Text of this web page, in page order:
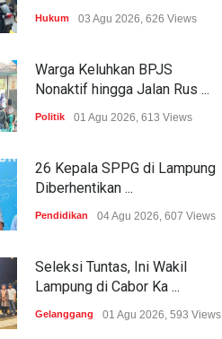
Hukum 03 Agu 2026, 626 Views
Warga Keluhkan BPJS
Nonaktif hingga Jalan Rus ...
Politik 01 Agu 2026, 613 Views
26 Kepala SPPG di Lampung
Diberhentikan ...
Pendidikan 04 Agu 2026, 607 Views
Seleksi Tuntas, Ini Wakil
Lampung di Cabor Ka ...
Gelanggang 01 Agu 2026, 593 Views